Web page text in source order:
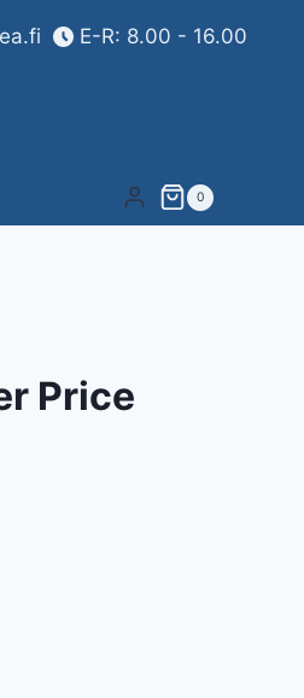
E-R: 8.00 - 16.00
0
Price